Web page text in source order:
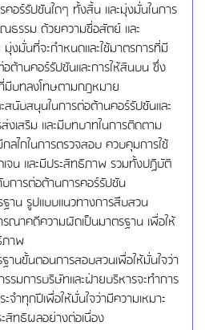
อร์รัปชันใดๆ ทั้งสิ้น และมุ่งมั่นในการ
ธรรม ด้วยความซื่อสัตย์ และ
งมั่นที่จะกำหนดและใช้มาตรการที่มี
ต้านคอร์รัปชันและการให้สินบน ซึ่ง
มีบทลงโทษตามกฎหมาย
สนับสนุนในการต่อต้านคอร์รัปชันและ
งเสริม และมีบทบาทในการติดตาม
ลไกในการตรวจสอบ ควบคุมการใช้
เจน และมีประสิทธิภาพ รวมทั้งปฏิบัติ
การต่อต้านการคอร์รัปชัน
าน รูปแบบแนวทางการสืบสวน
ณาคดีความผิดเป็นมาตรฐาน เพื่อให้
ภาพ
านขั้นตอนการสอบสวนเพื่อให้มั่นใจว่า
มการบริษัทและฝ่ายบริหารจะทำการ
จำทุกปีเพื่อให้มั่นใจว่ามีความเหมาะ
สิทธิผลอย่างต่อเนื่อง